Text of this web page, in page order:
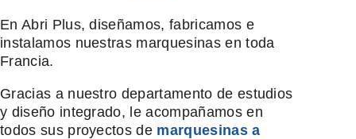
En Abri Plus, diseñamos, fabricamos e
instalamos nuestras marquesinas en toda
Francia.
Gracias a nuestro departamento de estudios
y diseño integrado, le acompañamos en
todos sus proyectos de marquesinas a